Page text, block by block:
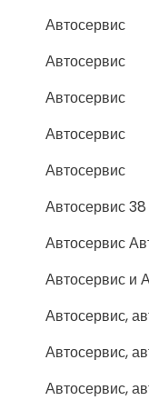
Автосервис
Автосервис
Автосервис
Автосервис
Автосервис
Автосервис 38
Автосервис
Автосервис и
Автосервис,
Автосервис,
Автосервис,